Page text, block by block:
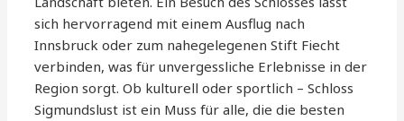
sich hervorragend mit einem Ausflug nach
Innsbruck oder zum nahegelegenen Stift Fiecht
verbinden, was für unvergessliche Erlebnisse in der
Region sorgt. Ob kulturell oder sportlich – Schloss
Sigmundslust ist ein Muss für alle, die die besten